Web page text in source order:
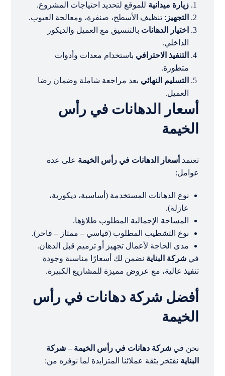
زيارة ميدانية للموقع لتحديد احتياجات المشروع.
التجهيز : تنظيف الأسطح، صنفرة، ومعالجة العيوب.
اختيار الدهانات بالتنسيق مع العميل والديكور
الداخلي.
التنفيذ الاحترافي باستخدام معدات وأدوات
متطورة.
التسليم النهائي بعد مراجعة شاملة وضمان رضا
العميل.
أسعار الدهانات في رأس
الخيمة
تعتمد أسعار الدهانات في رأس الخيمة على عدة
عوامل:
نوع الدهانات المستخدمة (أساسية، ديكورية،
عازلة).
المساحة الإجمالية المطلوب طلاؤها.
نوع التشطيب المطلوب (قياسي – ممتاز – فاخر).
مدى الحاجة لأعمال تجهيز أو ترميم قبل الدهان.
فيشركة البناية نضمن لك أسعارًا مناسبة وجودة
تنفيذ عالية، مع عروض مميزة للمشاريع الكبيرة.
أفضل شركة دهانات في رأس
الخيمة
نحن فيشركة دهانات في رأس الخيمة – شركة
البناية نفتخر بثقة عملائنا المتزايدة لما نوفره من: